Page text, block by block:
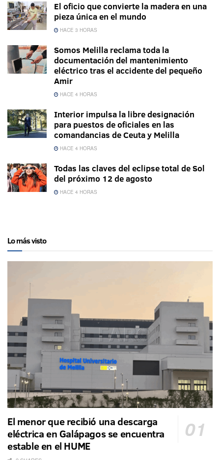
El oficio que convierte la madera en una
pieza única en el mundo
HACE 3 HORAS
Somos Melilla reclama toda la
documentación del mantenimiento
eléctrico tras el accidente del pequeño
Amir
HACE 4 HORAS
Interior impulsa la libre designación
para puestos de oficiales en las
comandancias de Ceuta y Melilla
HACE 4 HORAS
Todas las claves del eclipse total de Sol
del próximo 12 de agosto
HACE 4 HORAS
Lo más visto
El menor que recibió una descarga
eléctrica en Galápagos se encuentra
estable en el HUME